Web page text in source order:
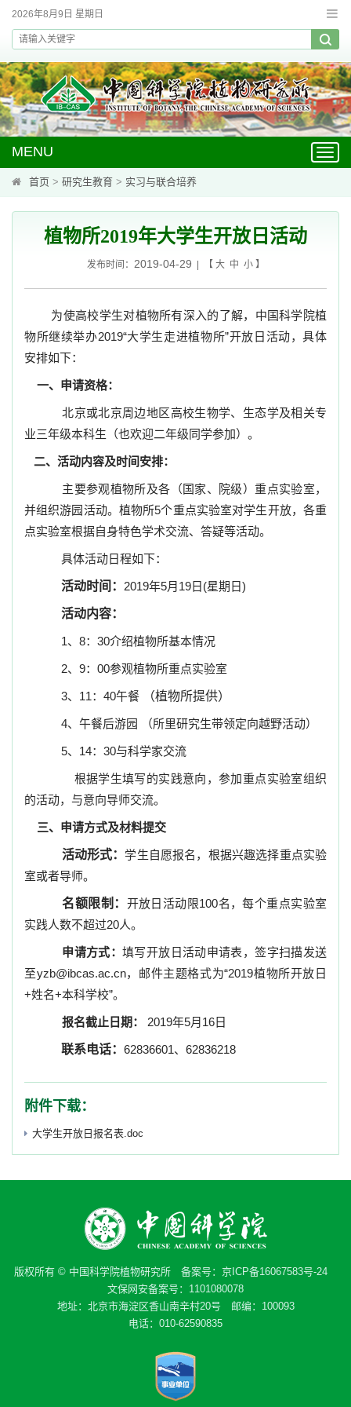
2026年8月9日 星期日
MENU
首页 > 研究生教育 > 实习与联合培养
植物所2019年大学生开放日活动
发布时间： 2019-04-29 | 【 大 中 小】
为使高校学生对植物所有深入的了解，中国科学院植
物所继续举办2019“大学生走进植物所”开放日活动，具体
安排如下：
一、申请资格：
北京或北京周边地区高校生物学、生态学及相关专
业三年级本科生（也欢迎二年级同学参加）。
二、活动内容及时间安排：
主要参观植物所及各（国家、院级）重点实验室，
并组织游园活动。植物所5个重点实验室对学生开放，各重
点实验室根据自身特色学术交流、答疑等活动。
具体活动日程如下：
活动时间： 2019年5月 19日 (星期日)
活动内容：
1、 8： 30介绍植物所基本情况
2、 9： 00参观植物所重点实验室
3、 11： 40午餐 （植物所提供）
4、午餐后游园 （所里研究生带领定向越野活动）
5、 14： 30与科学家交流
根据学生填写的实践意向，参加重点实验室组织
的活动，与意向导师交流。
三、申请方式及材料提交
活动形式： 学生自愿报名，根据兴趣选择重点实验
室或者导师。
名额限制： 开放日活动限100名，每个重点实验室
实践人数不超过20人。
申请方式： 填写开放日活动申请表，签字扫描发送
至yzb@ibcas.ac.cn，邮件主题格式为“2019植物所开放日
+姓名+本科学校”。
报名截止日期： 2019年5月 16日
联系电话： 62836601、 62836218
附件下载：
大学生开放日报名表.doc
版权所有 © 中国科学院植物研究所 备案号： 京ICP备16067583号-24
文保网安备案号：1101080078
地址：北京市海淀区香山南辛村20号 邮编：100093
电话：010-62590835